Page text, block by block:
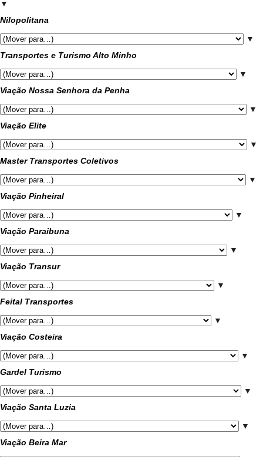
▼
Nilopolitana
▼
Transportes e Turismo Alto Minho
▼
Viação Nossa Senhora da Penha
▼
Viação Elite
▼
Master Transportes Coletivos
▼
Viação Pinheiral
▼
Viação Paraibuna
▼
Viação Transur
▼
Feital Transportes
▼
Viação Costeira
▼
Gardel Turismo
▼
Viação Santa Luzia
▼
Viação Beira Mar